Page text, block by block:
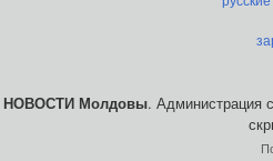
НОВОСТИ Молдовы. Администрация